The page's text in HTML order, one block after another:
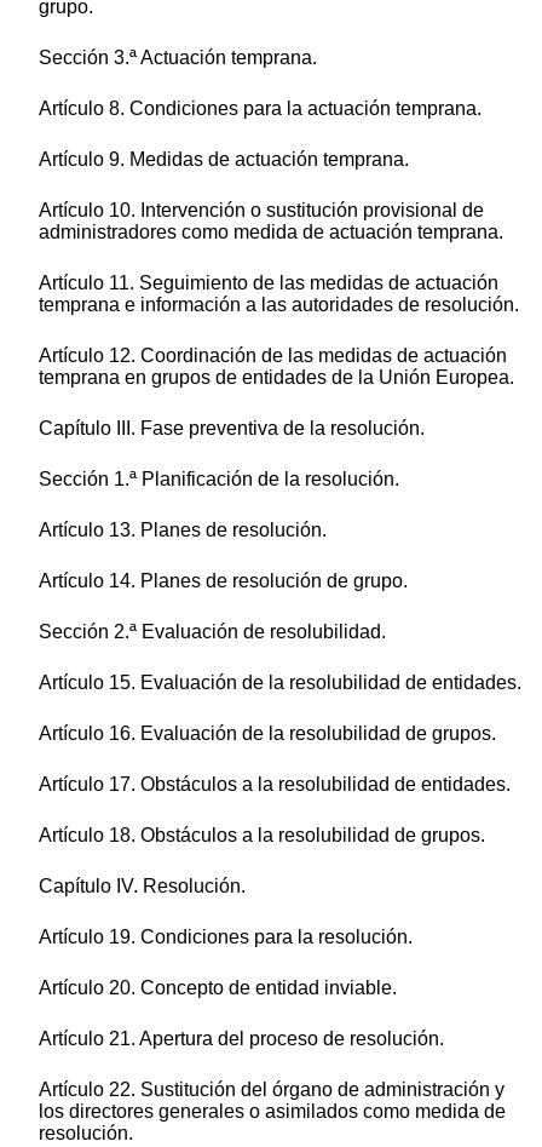
grupo.
Sección 3.ª Actuación temprana.
Artículo 8. Condiciones para la actuación temprana.
Artículo 9. Medidas de actuación temprana.
Artículo 10. Intervención o sustitución provisional de
administradores como medida de actuación temprana.
Artículo 11. Seguimiento de las medidas de actuación
temprana e información a las autoridades de resolución.
Artículo 12. Coordinación de las medidas de actuación
temprana en grupos de entidades de la Unión Europea.
Capítulo III. Fase preventiva de la resolución.
Sección 1.ª Planificación de la resolución.
Artículo 13. Planes de resolución.
Artículo 14. Planes de resolución de grupo.
Sección 2.ª Evaluación de resolubilidad.
Artículo 15. Evaluación de la resolubilidad de entidades.
Artículo 16. Evaluación de la resolubilidad de grupos.
Artículo 17. Obstáculos a la resolubilidad de entidades.
Artículo 18. Obstáculos a la resolubilidad de grupos.
Capítulo IV. Resolución.
Artículo 19. Condiciones para la resolución.
Artículo 20. Concepto de entidad inviable.
Artículo 21. Apertura del proceso de resolución.
Artículo 22. Sustitución del órgano de administración y
los directores generales o asimilados como medida de
resolución.